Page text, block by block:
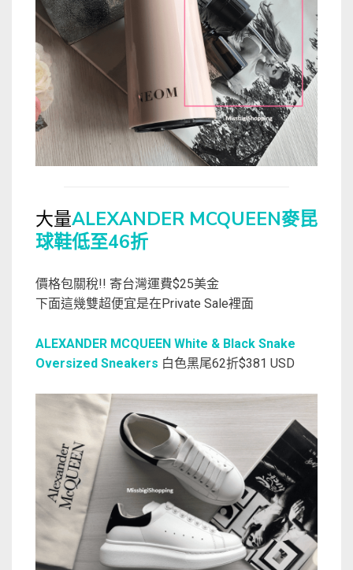
大量ALEXANDER MCQUEEN麥昆
球鞋低至46折
價格包關稅!! 寄台灣運費$25美金
下面這幾雙超便宜是在Private Sale裡面
ALEXANDER MCQUEEN White & Black Snake
Oversized Sneakers 白色黑尾62折$381 USD